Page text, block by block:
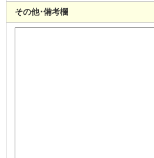
その他･備考欄